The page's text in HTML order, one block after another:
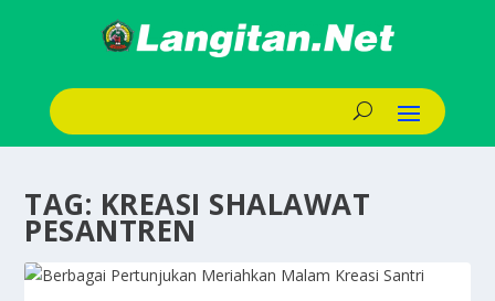
TAG: KREASI SHALAWAT
PESANTREN